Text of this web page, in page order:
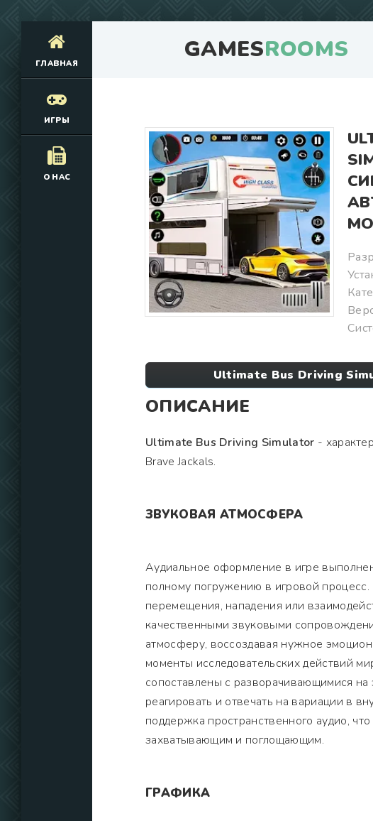
GAMESROOMS
ГЛАВНАЯ
ИГРЫ
О НАС
Ultimate Bus Driving
ОПИСАНИЕ
Ultimate Bus Driving Simulator -
Brave Jackals.
ЗВУКОВАЯ АТМОСФЕРА
Аудиальное оформление в игре
полному погружению в игровой
перемещения, нападения или
качественными звуковыми
атмосферу, воссоздавая нужное
моменты исследовательских действий
сопоставлены с разворачивающимися на
реагировать и отвечать на вариации в
поддержка пространственного аудио,
захватывающим и поглощающим.
ГРАФИКА